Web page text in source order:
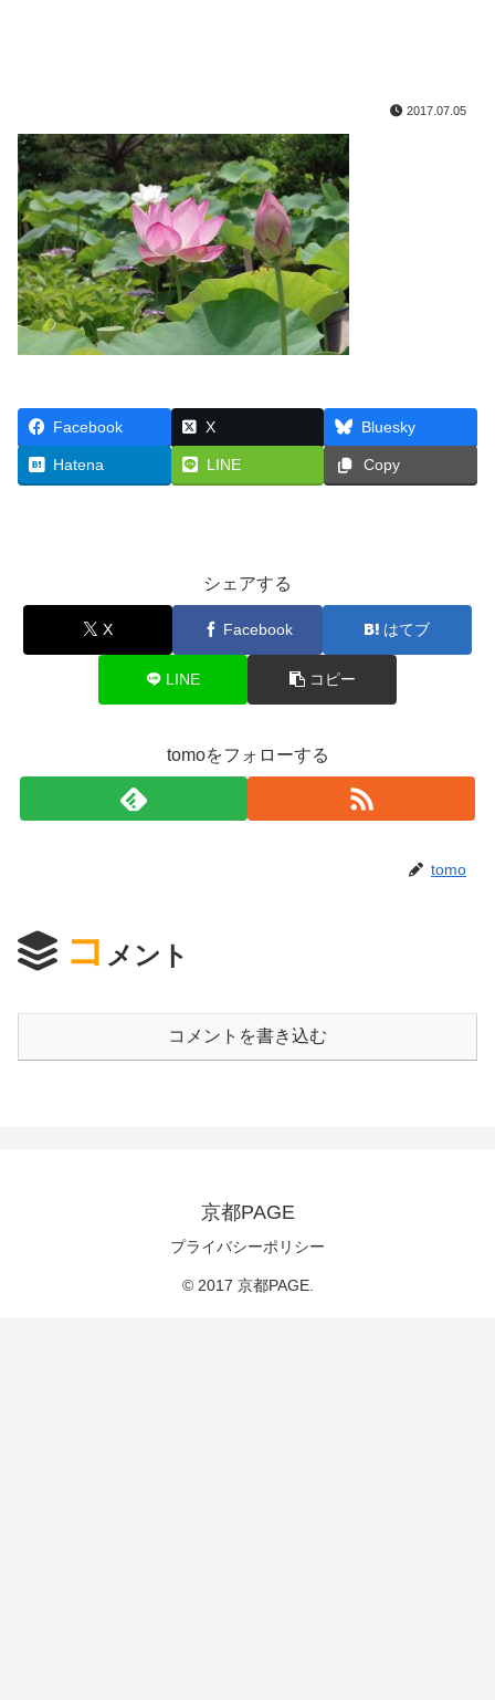
2017.07.05
Facebook X Bluesky
Hatena LINE Copy
シェアする
X Facebook はてブ
LINE コピー
tomoをフォローする
tomo
コ メント
コメントを書き込む
京都PAGE
プライバシーポリシー
© 2017 京都PAGE.